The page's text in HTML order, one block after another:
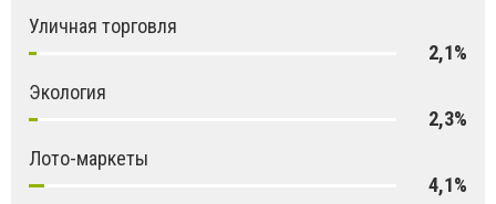
Уличная торговля
2,1%
Экология
2,3%
Лото-маркеты
4,1%